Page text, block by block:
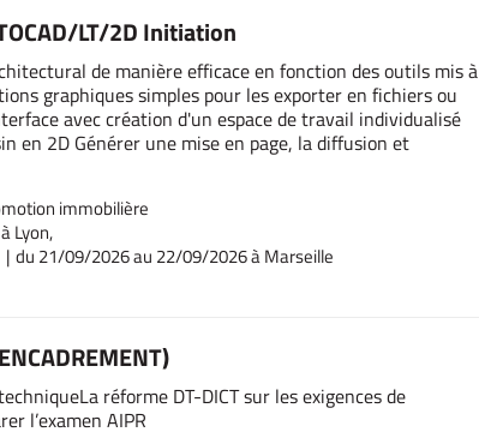
LT/2D Initiation
de manière efficace en fonction des outils mis à
graphiques simples pour les exporter en fichiers ou
avec création d'un espace de travail individualisé
en 2D Générer une mise en page, la diffusion et
immobilière
Lyon,
du 21/09/2026au 22/09/2026 à Marseille
réforme DT-DICT sur les exigences de
l’examen AIPR